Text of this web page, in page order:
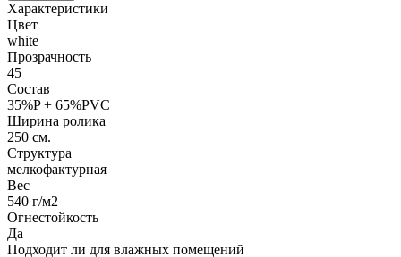
Характеристики
Цвет
white
Прозрачность
45
Состав
35%P + 65%PVC
Ширина ролика
250 см.
Структура
мелкофактурная
Вес
540 г/м2
Огнестойкость
Да
Подходит ли для влажных помещений